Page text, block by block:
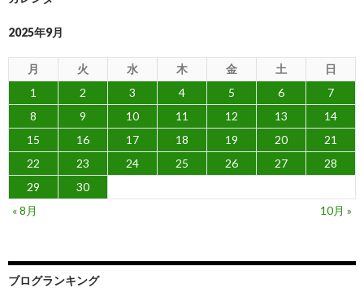
2025年9月
月 火 水 木 金 土
日
1
2 3 4 5 6
7
8
9 10 11 12 13
14
15
16 17 18 19 20
21
22
23 24 25 26 27
28
29
30
« 8月
10月 »
ブログランキング